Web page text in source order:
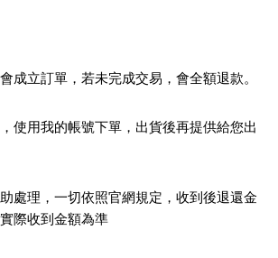
成立訂單，若未完成交易，會全額退款。
使用我的帳號下單，出貨後再提供給您出
處理，一切依照官網規定，收到後退還金
際收到金額為準